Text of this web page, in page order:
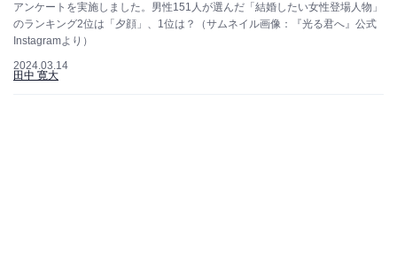
アンケートを実施しました。男性151人が選んだ「結婚したい女性登場人物」
のランキング2位は「夕顔」、1位は？（サムネイル画像：『光る君へ』公式
Instagramより）
2024.03.14
田中 寛大